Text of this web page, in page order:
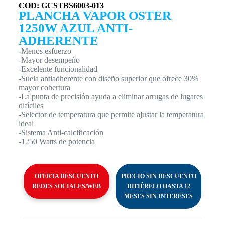
COD: GCSTBS6003-013
PLANCHA VAPOR OSTER
1250W AZUL ANTI-
ADHERENTE
-Menos esfuerzo
-Mayor desempeño
-Excelente funcionalidad
-Suela antiadherente con diseño superior que ofrece 30%
mayor cobertura
-La punta de precisión ayuda a eliminar arrugas de lugares
difíciles
-Selector de temperatura que permite ajustar la temperatura
ideal
-Sistema Anti-calcificación
-1250 Watts de potencia
OFERTA DESCUENTO
REDES SOCIALES/WEB
PRECIO SIN DESCUENTO
DIFIÉRELO HASTA 12
MESES SIN INTERESES